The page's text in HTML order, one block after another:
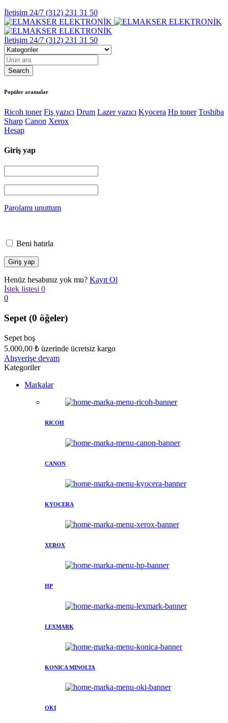
İletişim 24/7 (312) 231 31 50
İletişim 24/7 (312) 231 31 50
Popüler aramalar
Ricoh toner Fiş yazıcı Drum Lazer yazıcı Kyocera Hp toner Toshiba
Sharp Canon Xerox
Hesap
Giriş yap
Parolamı unuttum
Beni hatırla
Henüz hesabınız yok mu? Kayıt Ol
İstek listesi 0
0
Sepet (0 öğeler)
Sepet boş
5.000,00 ₺ üzerinde ücretsiz kargo
Alışverişe devam
Kategoriler
Markalar
RICOH
CANON
KYOCERA
XEROX
HP
LEXMARK
KONICA MINOLTA
OKI